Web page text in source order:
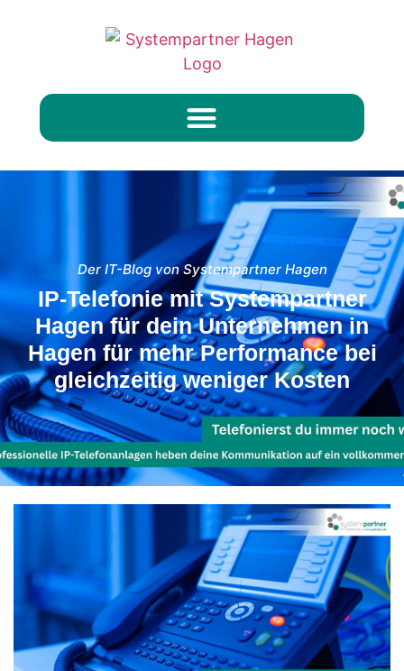
Der IT-Blog von Systempartner Hagen
IP-Telefonie mit Systempartner
Hagen für dein Unternehmen in
Hagen für mehr Performance bei
gleichzeitig weniger Kosten